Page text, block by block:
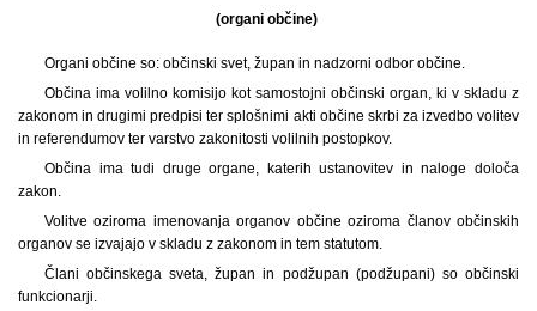
(organi občine)
Organi občine so: občinski svet, župan in nadzorni odbor občine.
Občina ima volilno komisijo kot samostojni občinski organ, ki v skladu z
zakonom in drugimi predpisi ter splošnimi akti občine skrbi za izvedbo volitev
in referendumov ter varstvo zakonitosti volilnih postopkov.
Občina ima tudi druge organe, katerih ustanovitev in naloge določa
zakon.
Volitve oziroma imenovanja organov občine oziroma članov občinskih
organov se izvajajo v skladu z zakonom in tem statutom.
Člani občinskega sveta, župan in podžupan (podžupani) so občinski
funkcionarji.